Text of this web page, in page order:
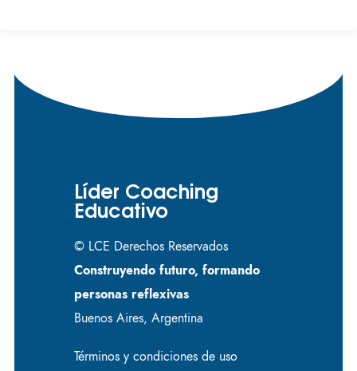
Líder Coaching
Educativo
© LCE Derechos Reservados
Construyendo futuro, formando
personas reflexivas
Buenos Aires, Argentina
Términos y condiciones de uso